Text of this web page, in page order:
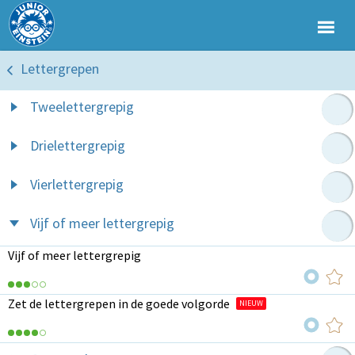
Lettergrepen
Tweelettergrepig
Drielettergrepig
Vierlettergrepig
Vijf of meer lettergrepig
Vijf of meer lettergrepig
Zet de lettergrepen in de goede volgorde NIEUW